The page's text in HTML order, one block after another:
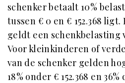
schenker betaalt 10%
tussen € 0 en € 152.368
geldt een schenkbelasting
Voor kleinkinderen of
van de schenker gelden
18% onder € 152.368 en